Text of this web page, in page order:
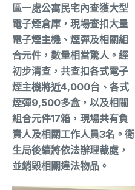
區一處公寓民宅內查獲大型
電子煙倉庫，現場查扣大量
電子煙主機、煙彈及相關組
合元件，數量相當驚人。經
初步清查，共查扣各式電子
煙主機將近4,000台、各式
煙彈9,500多盒，以及相關
組合元件17箱，現場共有負
責人及相關工作人員3名。衛
生局後續將依法辦理裁處，
並銷毀相關違法物品。